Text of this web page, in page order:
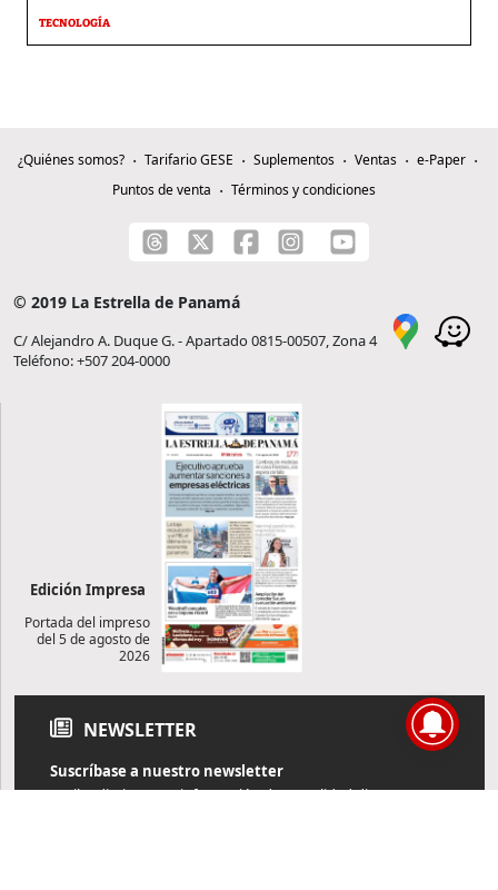
TECNOLOGÍA
¿Quiénes somos? Tarifario GESE Suplementos Ventas
e-Paper
Puntos de venta
Términos y condiciones
© 2019 La Estrella de Panamá
C/ Alejandro A. Duque G. - Apartado 0815-00507, Zona 4
Teléfono: +507 204-0000
Edición Impresa
Portada del impreso
del 5 de agosto de
2026
NEWSLETTER
Suscríbase a nuestro newsletter
Reciba diariamente información de actualidad directamente en